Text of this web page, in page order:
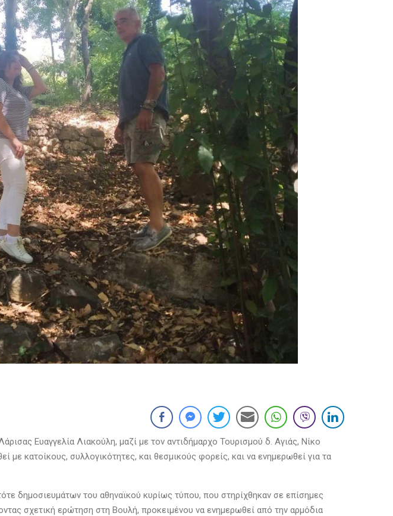
Ευαγγελία Λιακούλη, μαζί με τον αντιδήμαρχο Τουρισμού δ. Αγιάς, Νίκο
με κατοίκους, συλλογικότητες, και θεσμικούς φορείς, και να ενημερωθεί για τα
δημοσιευμάτων του αθηναϊκού κυρίως τύπου, που στηρίχθηκαν σε επίσημες
σχετική ερώτηση στη Βουλή, προκειμένου να ενημερωθεί από την αρμόδια